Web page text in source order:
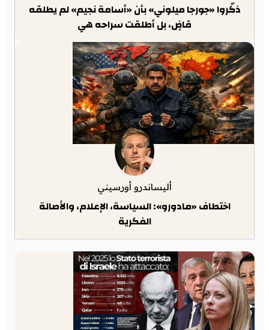
ذكّروا «جورجا ميلوني» بأن «أسامة نجيم» لم يطلقه
قاضٍ، بل أطلقت سراحه هي
أليساندرو أورسيني
اختطاف «مادورو»: السياسة، الإعلام، والأصالة
الفكرية